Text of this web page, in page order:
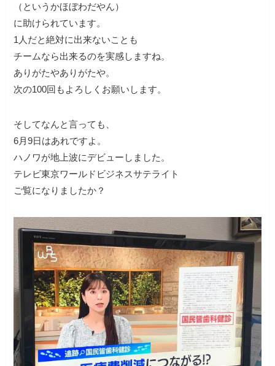
（というかほぼわだやん）
に助けられています。
1人だと絶対に出来ないことも
チームなら出来るのを実感しますね。
ありがたやありがたや。
次の100回もよろしくお願いします。
そしてなんと言っても、
6月9日はあれですよ。
ハノワが地上波にデビューしました。
テレビ東京ワールドビジネスサテライト
ご覧になりましたか？